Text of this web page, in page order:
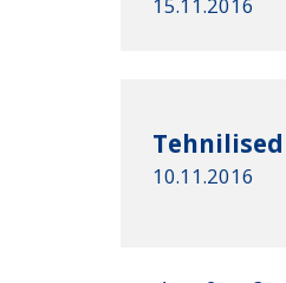
15.11.2016
10.11.2016